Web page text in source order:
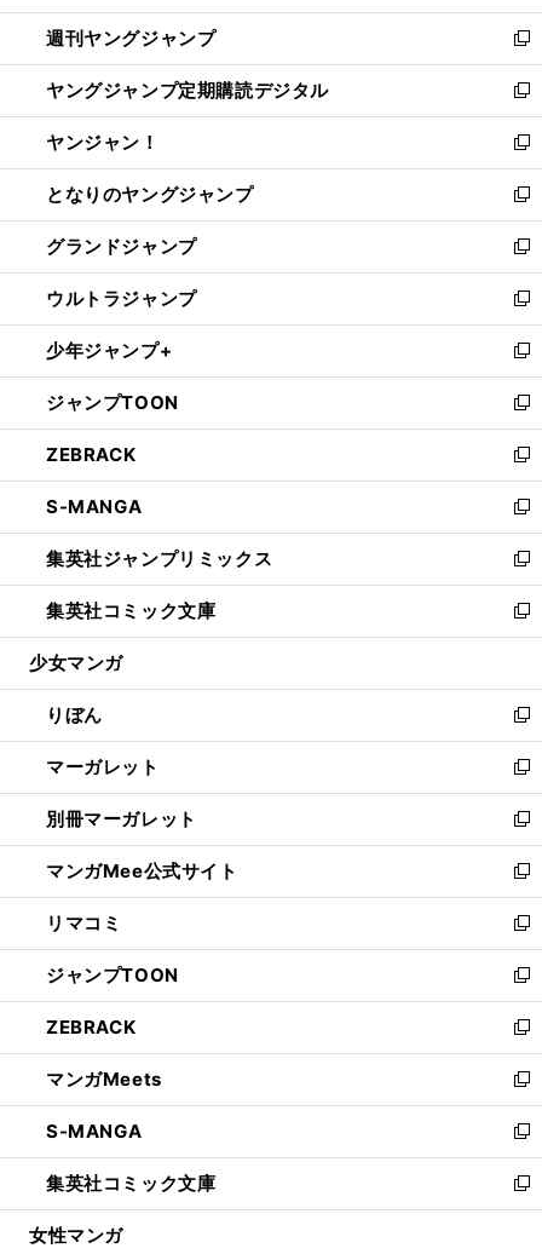
開
く
ウ
で
開
く
ン
ド
ウ
で
開
く
ウ
ィ
ン
ド
ウ
で
開
く
週刊ヤングジャンプ
新
し
い
ウ
ィ
ン
ド
ウ
で
開
く
ヤングジャンプ定期購読デジタル
新
し
い
ウ
ィ
ン
ド
ウ
で
開
く
ヤンジャン！
新
し
い
ウ
ィ
ン
ド
ウ
で
開
く
となりのヤングジャンプ
新
し
い
ウ
ィ
ン
ド
ウ
で
開
く
グランドジャンプ
新
し
い
ウ
ィ
ン
ド
ウ
で
開
く
ウルトラジャンプ
新
し
い
ウ
ィ
ン
ド
ウ
で
開
く
少年ジャンプ+
新
し
い
ウ
ィ
ン
ド
ウ
で
開
く
ジャンプTOON
新
し
い
ウ
ィ
ン
ド
ウ
で
開
ZEBRACK
新
し
い
ウ
ィ
ン
ド
ウ
開
く
S-MANGA
新
し
い
ウ
ィ
ン
ウ
で
開
く
集英社ジャンプリミックス
新
し
い
ウ
ン
ド
ウ
で
開
く
集英社コミック文庫
新
し
ウ
ィ
ン
ド
ウ
で
開
く
少女マンガ
りぼん
新
し
い
ウ
ィ
ン
ド
ウ
で
開
く
マーガレット
新
し
い
ウ
ィ
ン
ド
ウ
で
開
く
別冊マーガレット
新
し
い
ウ
ィ
ン
ド
ウ
で
開
く
マンガMee公式サイト
新
し
い
ウ
ィ
ン
ド
ウ
で
開
く
リマコミ
新
し
い
ウ
ィ
ン
ド
ウ
で
開
く
ジャンプTOON
新
し
い
ウ
ィ
ン
ド
ウ
で
開
ZEBRACK
新
し
い
ウ
ィ
ン
ド
ウ
マンガMeets
新
し
い
ウ
ィ
ン
S-MANGA
新
し
い
ウ
集英社コミック文庫
新
し
女性マンガ